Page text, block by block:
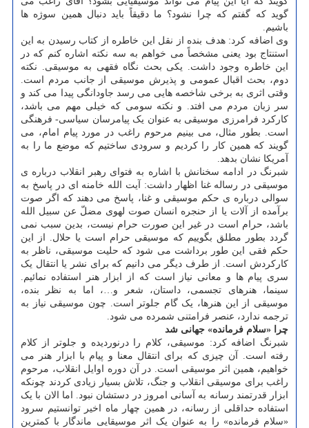
گوید که گفتم که چرا نشود؟ ما دقیقاً باید دنبال همین سوژه ها
باشیم.
وی اضافه کرد: هدف بنده از نقل این خاطره از کتاب رسیدن به این
استنتاج بود یعنی مشخصاً می خواهم به سه نکته اشاره کنم که در
این خاطره وجود داشت. یکی بحث نگاه فقهی به موسیقی. نکته
دوم، بحث اقبال عمومی و پذیرش موسیقی از جانب مردم است.
وقتی اثری به برخی شاخصه هایی می رسد جاودانگی پیدا می کند و
سر زبان مردم می افتد. و نکته سومی که خیلی مهم می باشد،
کارکرد فرامرزی موسیقی به عنوان یک پیامرسان سیاسی- فرهنگی
است. بطور مثال، می بینیم مرحوم راغب در مورد پیام امام، می
گویند که همین کار را کردیم و سرودی ساختیم که موضع ما را به
آمریکا نشان بدهد.
شبرنگ در ادامه سخنانش با اشاره به فتوای رهبر انقلاب درباره ی
موسیقی در رساله غنا اظهار داشت: آیت الله خامنه ای در پاسخ به
سوالی درباره ی حکم موسیقی و غنا، پاسخ می دهند که اگر صوت
برآمده از آلات یا از حنجره انسان صوت لهوی مضلّ عن سبیل الله
باشد، حرام است در غیر این صورت حرام نیست، بدین سبب نمی
گردد بطور مطلق بگوییم که موسیقی حرام است یا حلال. از این
حکم فقی این طور برداشت می شود که حلیت موسیقی، ناظر به
کارکردش است. از طرف دیگر می دانیم که برای نشر یا انتقال یک
سری پیام ها و معانی نیاز است که از ابزار هنر استفاده نمائیم.
سینما، هنرهای تجسمی، داستان، شعر و…، اما به نظر بنده،
موسیقی از این هنرها، یک گام جلوتر است. چون موسیقی نیاز به
ترجمه ندارد، عنصر فرامتنی شمرده می شود.
چرا «سلام فرمانده» جهانی شد
شبرنگ اضافه کرد: موسیقی، کلام را درنوردیده و جلوتر از کلام
رفته است. آن چیزی که برای انتقال معنا و پیام با ابزار هنر می
خواهیم، همین اثر موسیقی است. در آن دوره اوایل انقلاب، مرحوم
راغب برای موسیقی انقلاب و جنگ، تلاش بسیار زیادی کردند چونکه
ابزار قدرتمند رسانه به آسانی امروز در دستشان نبود. اما الان با یک
استفاده حداقلی از رسانه، در همین چهار ماه اخیر توانستیم سرود
«سلام فرمانده» را به عنوان یک اثر موسیقایی ماندگار با کمترین